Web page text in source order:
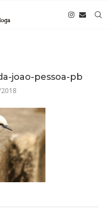
joao-pessoa-pb